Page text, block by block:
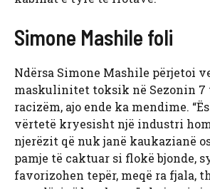
Simone Mashile foli
Ndërsa Simone Mashile përjetoi
maskulinitet toksik në Sezonin 7
racizëm, ajo ende ka mendime.
vërtetë kryesisht një industri
njerëzit që nuk janë kaukazianë
pamje të caktuar si flokë bjonde,
favorizohen tepër, meqë ra fjala,